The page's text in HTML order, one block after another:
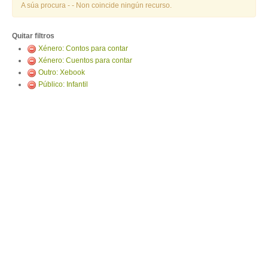
A súa procura - - Non coincide ningún recurso.
Quitar filtros
Xénero: Contos para contar
Xénero: Cuentos para contar
Outro: Xebook
Público: Infantil